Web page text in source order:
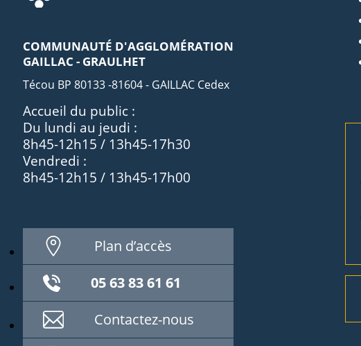
COMMUNAUTÉ D'AGGLOMÉRATION
GAILLAC - GRAULHET
Técou BP 80133 -81604 - GAILLAC Cedex
Accueil du public :
Du lundi au jeudi :
8h45-12h15 / 13h45-17h30
Vendredi :
8h45-12h15 / 13h45-17h00
Plan d’accès
05 63 83 61 61
Contactez-nous